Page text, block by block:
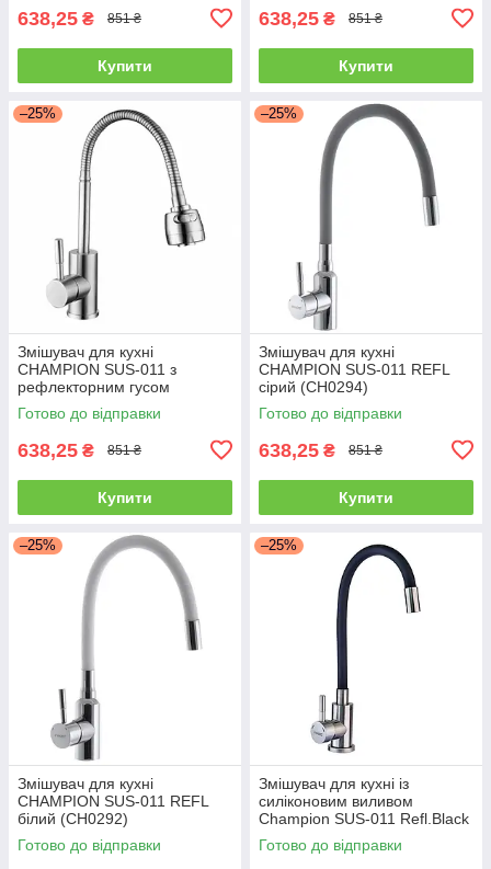
638,25 ₴ 851 ₴
Купити
638,25 ₴ 851 ₴
Купити
–25%
Змішувач для кухні
CHAMPION SUS-011 з
рефлекторним гусом
Готово до відправки
638,25 ₴ 851 ₴
Купити
–25%
Змішувач для кухні
CHAMPION SUS-011 REFL
сірий (CH0294)
Готово до відправки
638,25 ₴ 851 ₴
Купити
–25%
Змішувач для кухні
CHAMPION SUS-011 REFL
білий (CH0292)
Готово до відправки
–25%
Змішувач для кухні із
силіконовим виливом
Champion SUS-011 Refl.Black
(нерж. сталь) (CH0332)
Готово до відправки